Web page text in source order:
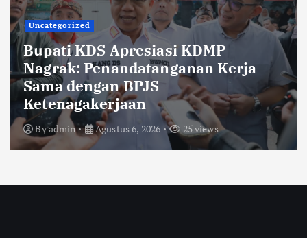
Uncategorized
KDS Lepas Calon Paskibraka
Kabupaten Bandung 2026,
Tekankan Disiplin, Nasionalisme,
dan Integritas
Byadmin Agustus 6, 2026 20 views